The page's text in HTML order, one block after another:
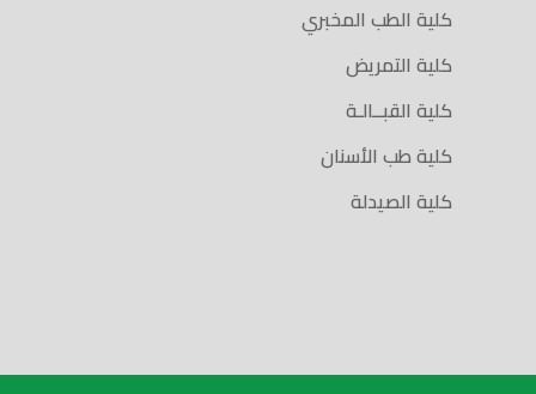
كلية الطب المخبري
كلية التمريض
كلية القبــالـة
كلية طب الأسنان
كلية الصيدلة